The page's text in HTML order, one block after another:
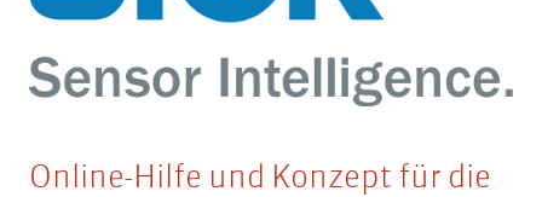
Online-Hilfe und Konzept für die